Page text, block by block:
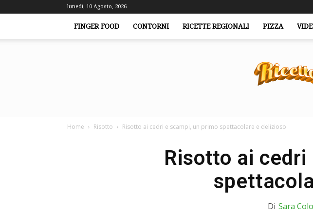
lunedì, 10 Agosto, 2026
FINGER FOOD CONTORNI RICETTE REGIONALI PIZZA
Home Risotto Risotto ai cedri e scampi, un primo spettacolare e delizioso
Risotto ai cedri
Di Sara